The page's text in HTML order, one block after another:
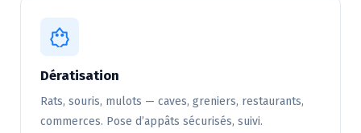
Dératisation
Rats, souris, mulots — caves, greniers, restaurants,
commerces. Pose d’appâts sécurisés, suivi.